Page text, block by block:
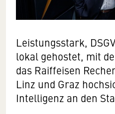
Leistungsstark,
lokal gehostet, mit
das Raiffeisen
Linz und Graz
Intelligenz an den